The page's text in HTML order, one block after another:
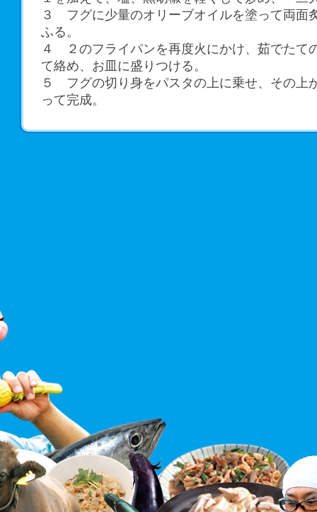
３ フグに少量のオリーブオイルを塗って両面
ふる。
４ ２のフライパンを再度火にかけ、茹でたて
て絡め、お皿に盛りつける。
５ フグの切り身をパスタの上に乗せ、その上
って完成。